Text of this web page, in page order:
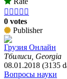
    
0 votes
Publisher
Грузия Онлайн
Тбилиси, Georgia
08.01.2018 (3135
Вопросы науки